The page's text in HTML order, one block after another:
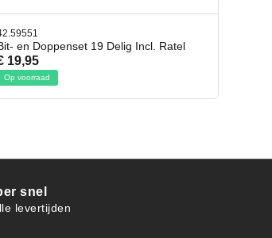
42.65998
Afbreekmes 2 stuks
€ 10,95
Op voorraad
snel
levertijden